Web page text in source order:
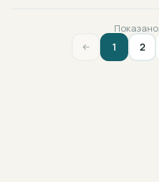
Показано
1 2